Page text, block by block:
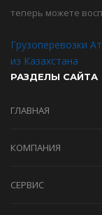
теперь можете
Грузоперевозки
из Казахстана
РАЗДЕЛЫ САЙТА
ГЛАВНАЯ
КОМПАНИЯ
СЕРВИС